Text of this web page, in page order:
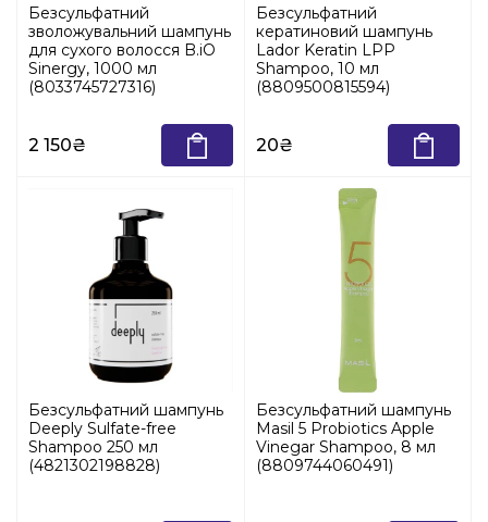
Безсульфатний
зволожувальний шампунь
для сухого волосся B.iO
Sinergy, 1000 мл
(8033745727316)
2 150₴
Безсульфатний
кератиновий шампунь
Lador Keratin LPP
Shampoo, 10 мл
(8809500815594)
20₴
Безсульфатний шампунь
Deeply Sulfate-free
Shampoo 250 мл
(4821302198828)
Безсульфатний шампунь
Masil 5 Probiotics Apple
Vinegar Shampoo, 8 мл
(8809744060491)